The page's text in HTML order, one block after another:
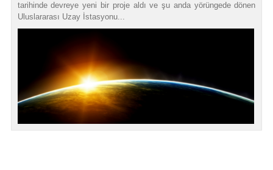
tarihinde devreye yeni bir proje aldı ve şu anda yörüngede dönen
Uluslararası Uzay İstasyonu...